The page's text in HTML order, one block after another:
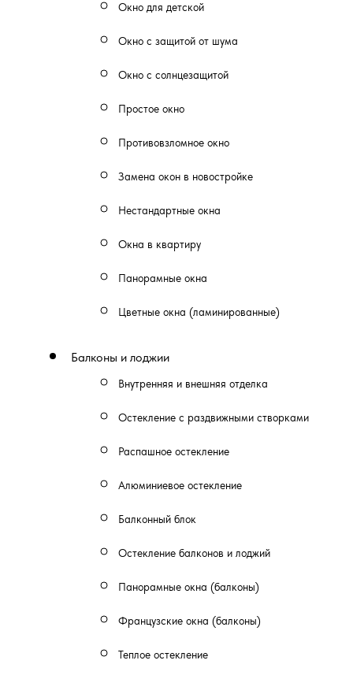
Окно для детской
Окно с защитой от шума
Окно с солнцезащитой
Простое окно
Противовзломное окно
Замена окон в новостройке
Нестандартные окна
Окна в квартиру
Панорамные окна
Цветные окна (ламинированные)
Балконы и лоджии
Внутренняя и внешняя отделка
Остекление с раздвижными створками
Распашное остекление
Алюминиевое остекление
Балконный блок
Остекление балконов и лоджий
Панорамные окна (балконы)
Французские окна (балконы)
Теплое остекление